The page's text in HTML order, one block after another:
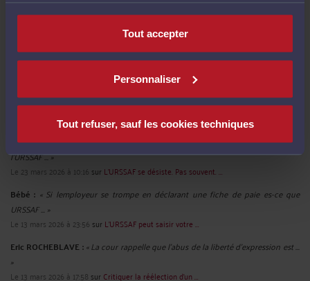
Tout accepter
Personnaliser
Tout refuser, sauf les cookies techniques
Derniers commentaires
PATOCHE63 :« Excellente analyse et je vous en remercie. »
Le 15 juin 2026 à 08:49
« faute de l urssaf . condanation urssaf ce qui equivaut a une condanation
... »
Le 11 mai 2026 à 12:55
sur L'URSSAF lui réclame trois ...
JEANDERÉ : « Dans une affaire similaire, me concernant personnellement,
l'URSSAF ... »
Le 23 mars 2026 à 10:16 sur L'URSSAF se désiste. Pas souvent. ...
Bébé : « Si lemployeur se trompe en déclarant une fiche de paie es-ce que
URSSAF ... »
Le 13 mars 2026 à 23:56 sur L’URSSAF peut saisir votre ...
Eric ROCHEBLAVE : « La cour rappelle que l'abus de la liberté d'expression est ...
»
Le 13 mars 2026 à 17:58 sur Critiquer la réélection d’un ...